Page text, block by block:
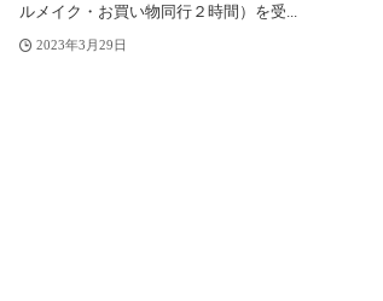
ルメイク・お買い物同行２時間）を受...
2023年3月29日